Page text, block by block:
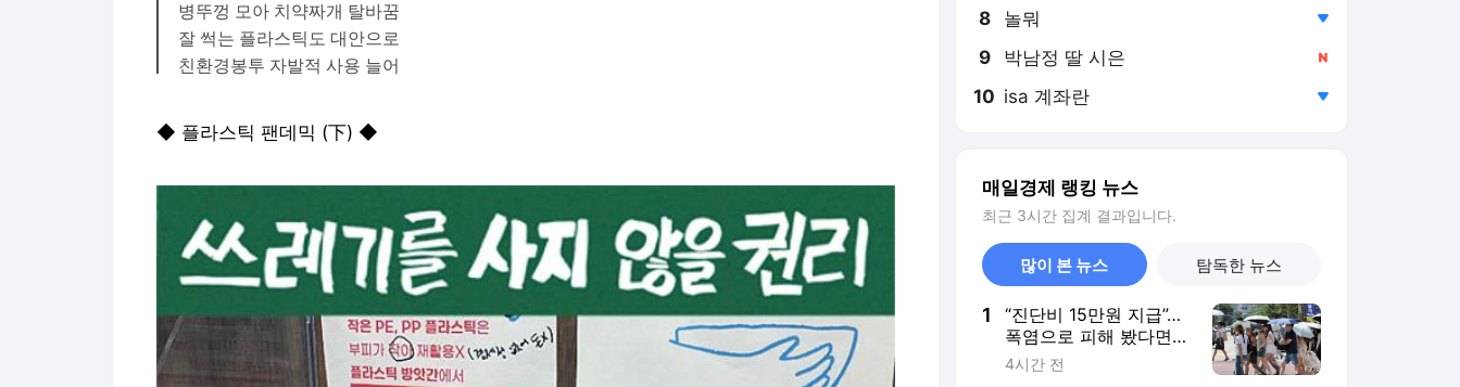
병뚜껑 모아 치약짜개 탈바꿈
잘 썩는 플라스틱도 대안으로
친환경봉투 자발적 사용 늘어
◆ 플라스틱 팬데믹 (下) ◆
8 놀뭐
9 박남정 딸 시은
10 isa 계좌란
매일경제 랭킹 뉴스
최근 3시간 집계 결과입니다.
많이 본 뉴스 탐독한 뉴스
1
“진단비 15만원 지급”…
폭염으로 피해 봤다면
보험이 보장한다는데
4시간 전